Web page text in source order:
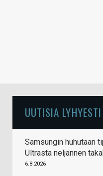
UUTISIA LYHYESTI
Samsungin huhutaan
Ultrasta neljännen
6.8.2026